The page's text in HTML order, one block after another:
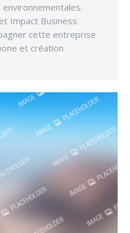
Impact Business
cette entreprise
et création